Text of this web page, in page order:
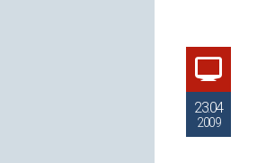
23.04
2009